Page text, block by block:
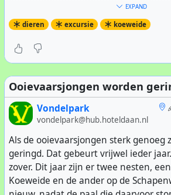
Tegelijk is er voor belangstellenden
de Koeweide. De Koeweide is sinds de
MKZ crisis in 2001 verwaarloosd. Hier
een weelde van kruiden, andere
ontstaan. Het is zeer de moeite
brengen. Op andere dagen is de
ontoegankelijk voor het publiek.
Intussen haalden de kinderen een
waterdiertjes naar boven. De mooiste
de aquariumtank. Zo visten ze
watervlooien, larfjes, slakjes,
bootsmannetjes, zelfs de
vooral werden wij verbaasd door de
EXPAND
dieren excursie koeweide
Ooievaarsjongen worden
Vondelpark
vondelpark@hub.hoteldaan.nl
Als de ooievaarsjongen sterk genoeg
geringd. Dat gebeurt vrijwel ieder
zover. Dit jaar zijn er twee nesten,
Koeweide en de ander op de